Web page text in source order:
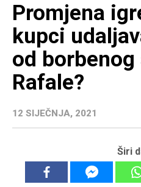
Promjena
kupci
od borbenog
Rafale?
12 SIJEČNJA, 2021
Širi